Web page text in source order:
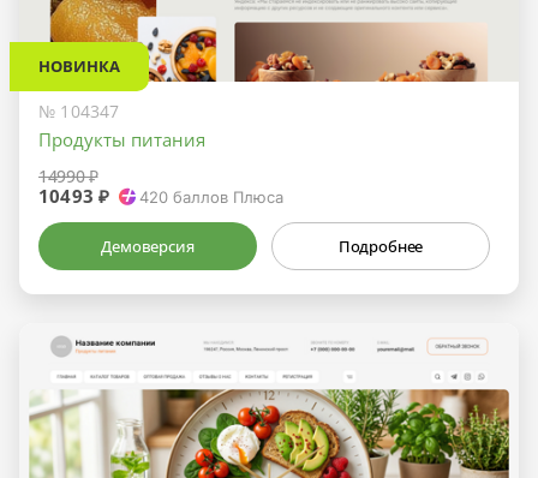
НОВИНКА
№ 104347
Продукты питания
14990 ₽
10493 ₽ 420 баллов Плюса
Демоверсия Подробнее